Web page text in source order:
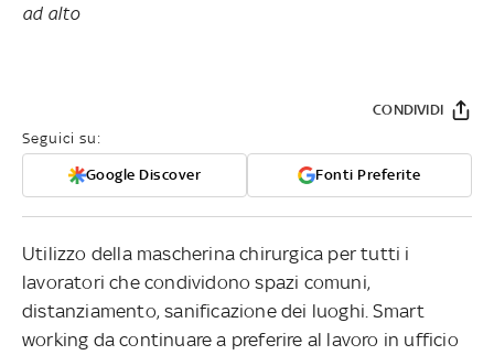
ad alto
Seguici su:
Google Discover Fonti Preferite
CONDIVIDI
Utilizzo della mascherina chirurgica per tutti i
lavoratori che condividono spazi comuni,
distanziamento, sanificazione dei luoghi. Smart
working da continuare a preferire al lavoro in ufficio